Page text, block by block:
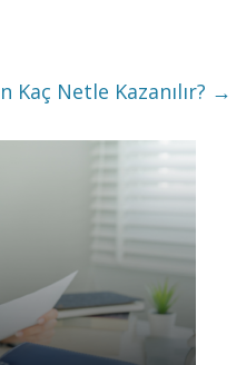
Kaç Netle Kazanılır? →